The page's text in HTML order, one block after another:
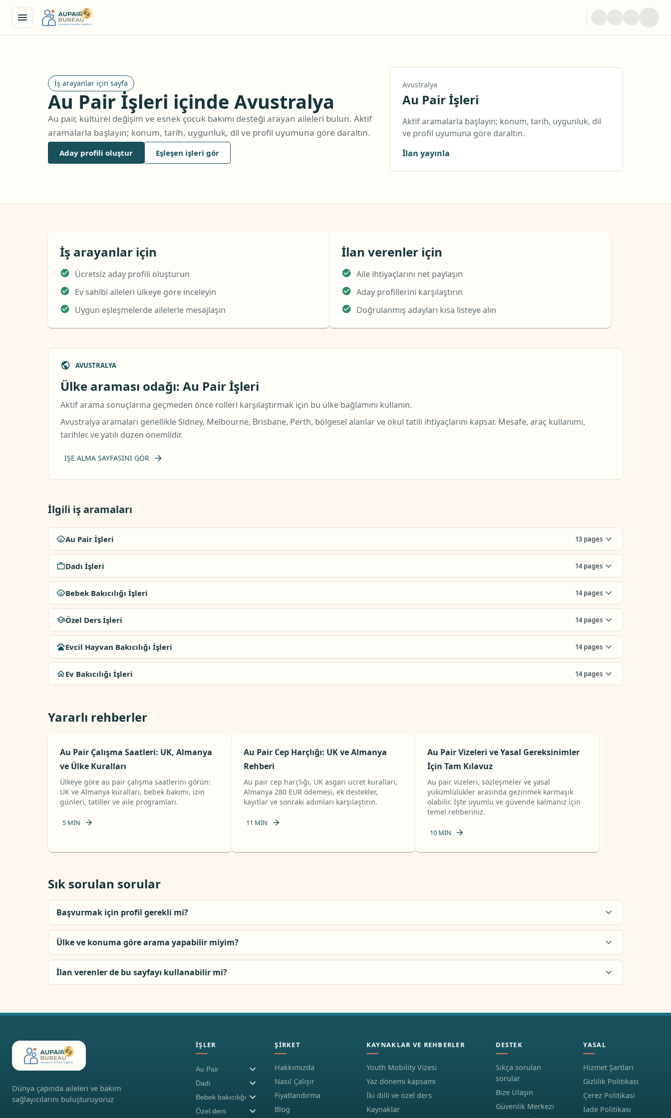
İş arayanlar için sayfa
Au Pair İşleri içinde Avustralya
Au pair, kültürel değişim ve esnek çocuk bakımı desteği arayan aileleri bulun. Aktif
aramalarla başlayın; konum, tarih, uygunluk, dil ve profil uyumuna göre daraltın.
Aday profili oluştur Eşleşen işleri gör
Avustralya
Au Pair İşleri
Aktif aramalarla başlayın; konum, tarih, uygunluk, dil
ve profil uyumuna göre daraltın.
İlan yayınla
İş arayanlar için
Ücretsiz aday profili oluşturun
Ev sahibi aileleri ülkeye göre inceleyin
Uygun eşleşmelerde ailelerle mesajlaşın
İlan verenler için
Aile ihtiyaçlarını net paylaşın
Aday profillerini karşılaştırın
Doğrulanmış adayları kısa listeye alın
AVUSTRALYA
Ülke araması odağı: Au Pair İşleri
Aktif arama sonuçlarına geçmeden önce rolleri karşılaştırmak için bu ülke bağlamını kullanın.
Avustralya aramaları genellikle Sidney, Melbourne, Brisbane, Perth, bölgesel alanlar ve okul tatili ihtiyaçlarını kapsar. Mesafe, araç kullanımı,
tarihler ve yatılı düzen önemlidir.
İŞE ALMA SAYFASINI GÖR
İlgili iş aramaları
Au Pair İşleri 13 pages
Dadı İşleri 14pages
Bebek Bakıcılığı İşleri 14pages
Özel Ders İşleri 14pages
Evcil Hayvan Bakıcılığı İşleri 14pages
Ev Bakıcılığı İşleri 14pages
Yararlı rehberler
Au Pair Çalışma Saatleri: UK, Almanya
ve Ülke Kuralları
Ülkeye göre au pair çalışma saatlerini görün:
UK ve Almanya kuralları, bebek bakımı, izin
günleri, tatiller ve aile programları.
5 MIN
Au Pair Cep Harçlığı: UK ve Almanya
Rehberi
Au pair cep harçlığı, UK asgari ücret kuralları,
Almanya 280 EUR ödemesi, ek destekler,
kayıtlar ve sonraki adımları karşılaştırın.
11 MIN
Au Pair Vizeleri ve Yasal Gereksinimler
İçin Tam Kılavuz
Au pair vizeleri, sözleşmeler ve yasal
yükümlülükler arasında gezinmek karmaşık
olabilir. İşte uyumlu ve güvende kalmanız için
temel rehberiniz.
10MIN
Sık sorulan sorular
Başvurmak için profil gerekli mi?
Ülke ve konuma göre arama yapabilir miyim?
İlan verenler de bu sayfayı kullanabilir mi?
Dünya çapında aileleri ve bakım
sağlayıcılarını buluşturuyoruz
İŞLER
Au Pair
Dadı
Bebek bakıcılığı
Özel ders
ŞIRKET
Hakkımızda
Nasıl Çalışır
Fiyatlandırma
Blog
KAYNAKLAR VE REHBERLER
Youth Mobility Vizesi
Yaz dönemi kapsamı
İki dilli ve özel ders
Kaynaklar
DESTEK
Sıkça sorulan
sorular
Bize Ulaşın
Güvenlik Merkezi
YASAL
Hizmet Şartları
Gizlilik Politikası
Çerez Politikası
İade Politikası